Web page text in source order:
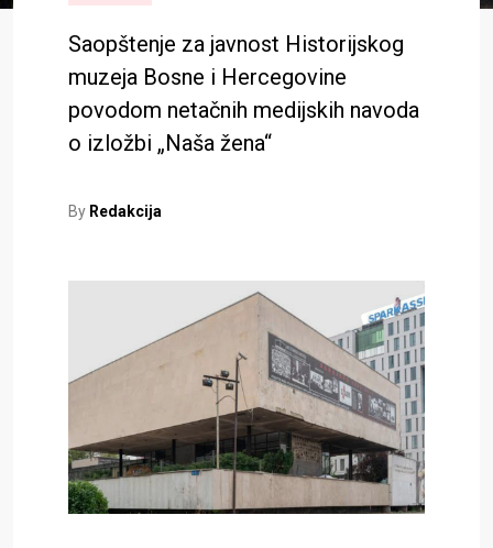
Saopštenje za javnost Historijskog
muzeja Bosne i Hercegovine
povodom netačnih medijskih navoda
o izložbi „Naša žena“
By Redakcija